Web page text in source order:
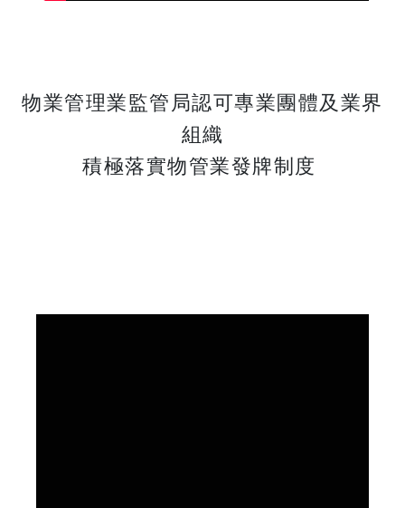
物業管理業監管局認可專業團體及業界
組織
​​​​​​​積極落實物管業發牌制度